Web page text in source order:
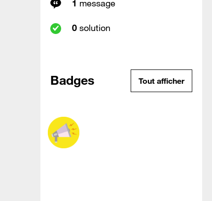
1 message
0 solution
Badges Tout afficher